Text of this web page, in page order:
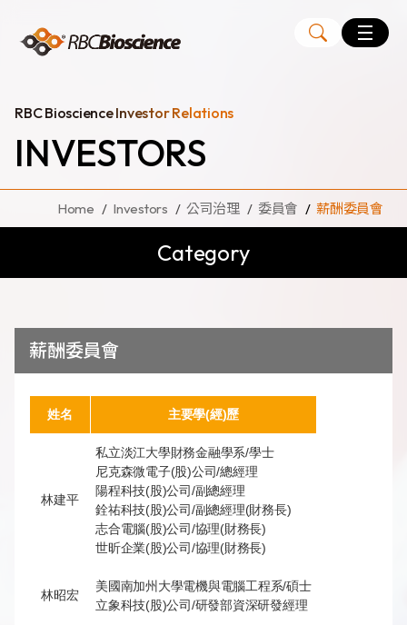
Language
MagCore
Instruments
Kits
Large Volume Kits
News
Announcement
Exhibition
Certificates
Download
RBC Bioscience Investor Relations
INVESTORS
Home Investors 公司治理 委員會 薪酬委員會
Category
薪酬委員會
姓名 主要學(經)歷
林建平
私立淡江大學財務金融學系/學士
尼克森微電子(股)公司/總經理
陽程科技(股)公司/副總經理
銓祐科技(股)公司/副總經理(財務長)
志合電腦(股)公司/協理(財務長)
世昕企業(股)公司/協理(財務長)
林昭宏
美國南加州大學電機與電腦工程系/碩士
立象科技(股)公司/研發部資深研發經理